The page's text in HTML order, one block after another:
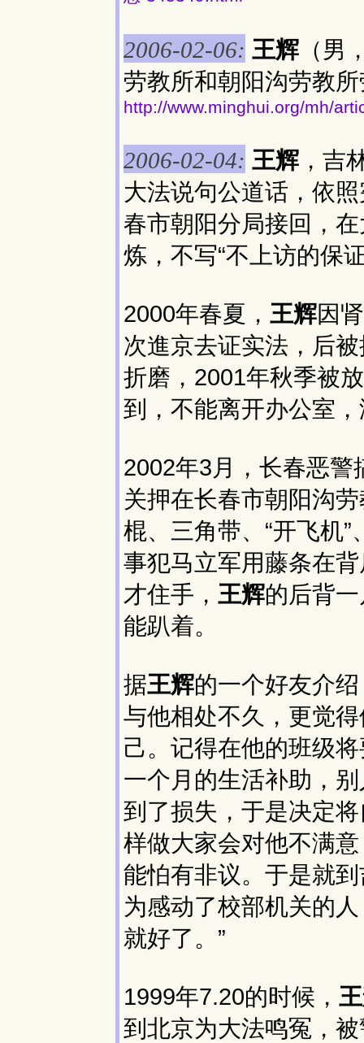
2006-02-06: 王辉 （男
劳教所和朝阳沟劳教
http://www.minghui.org/mh/
2006-02-04: 王辉 ，吉
大法说句公道话，依
春市朝阳分局接回，
炼，不写“不上访的保
2000年春夏， 王辉因
次進京去证实法，后
折磨，2001年秋季被
到，不能离开办公室
2002年3月，长春恶警
关押在长春市朝阳沟
棍、三角带、“开飞机
事犯马立军用藤条在
才住手， 王辉的后背
能趴着。
据王辉的一个好友介
与他相处不久，更觉
己。记得在他的班级
一个月的生活补助，
到了损失，于是决定
样做大家会对他不满
能怕有非议。于是就
为感动了校部机关的
就好了。”
1999年7.20的时候，
到北京为大法鸣冤，